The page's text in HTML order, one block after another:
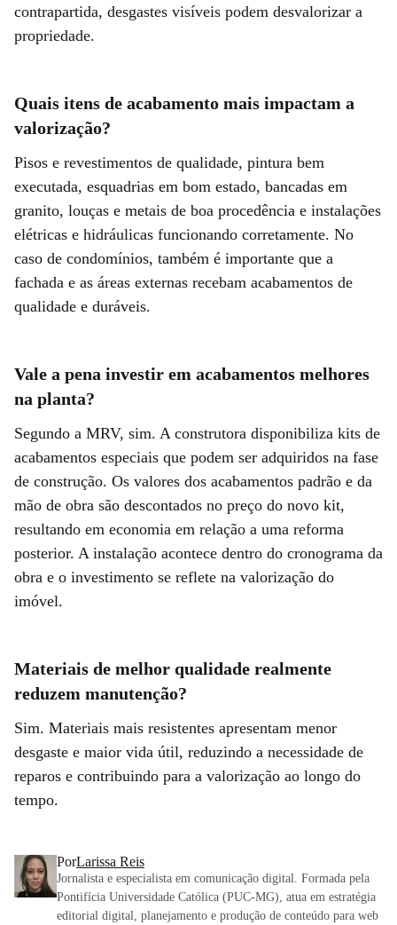
contrapartida, desgastes visíveis podem desvalorizar a
propriedade.
Quais itens de acabamento mais impactam a
valorização?
Pisos e revestimentos de qualidade, pintura bem
executada, esquadrias em bom estado, bancadas em
granito, louças e metais de boa procedência e instalações
elétricas e hidráulicas funcionando corretamente. No
caso de condomínios, também é importante que a
fachada e as áreas externas recebam acabamentos de
qualidade e duráveis.
Vale a pena investir em acabamentos melhores
na planta?
Segundo a MRV, sim. A construtora disponibiliza kits de
acabamentos especiais que podem ser adquiridos na fase
de construção. Os valores dos acabamentos padrão e da
mão de obra são descontados no preço do novo kit,
resultando em economia em relação a uma reforma
posterior. A instalação acontece dentro do cronograma da
obra e o investimento se reflete na valorização do
imóvel.
Materiais de melhor qualidade realmente
reduzem manutenção?
Sim. Materiais mais resistentes apresentam menor
desgaste e maior vida útil, reduzindo a necessidade de
reparos e contribuindo para a valorização ao longo do
tempo.
PorLarissa Reis
Jornalista e especialista em comunicação digital. Formada pela
Pontifícia Universidade Católica (PUC-MG), atua em estratégia
editorial digital, planejamento e produção de conteúdo para web